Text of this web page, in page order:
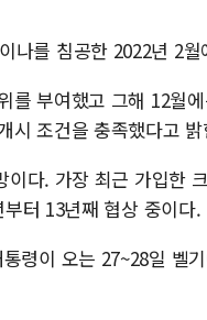
나를 침공한 2022년 2
를 부여했고 그해 12월
시 조건을 충족했다고
다. 가장 최근 가입한
터 13년째 협상 중이다.
령이 오는 27~28일 벨